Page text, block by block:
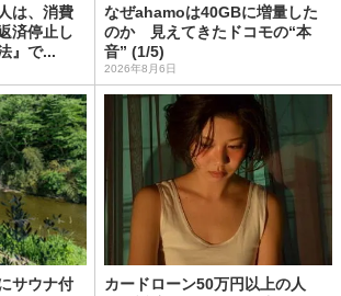
は、消費
済停止し
』で...
なぜahamoは40GBに増量した
のか 見えてきたドコモの“本
音” (1/5)
2026年8月6日
サウナ付
カードローン50万円以上の人